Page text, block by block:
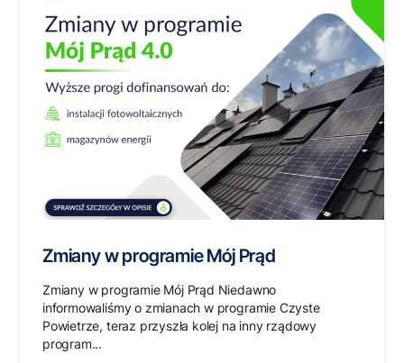
Zmiany w programie Mój Prąd
Zmiany w programie Mój Prąd Niedawno
informowaliśmy o zmianach w programie Czyste
Powietrze, teraz przyszła kolej na inny rządowy
program...